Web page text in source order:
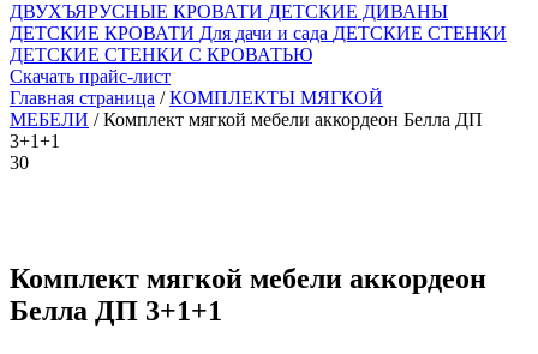
ДВУХЪЯРУСНЫЕ КРОВАТИ ДЕТСКИЕ ДИВАНЫ
ДЕТСКИЕ КРОВАТИ Для дачи и сада ДЕТСКИЕ СТЕНКИ
ДЕТСКИЕ СТЕНКИ С КРОВАТЬЮ
Скачать прайс-лист
Главная страница /КОМПЛЕКТЫ МЯГКОЙ
МЕБЕЛИ / Комплект мягкой мебели аккордеон Белла ДП
3+1+1
30
Комплект мягкой мебели аккордеон
Белла ДП 3+1+1